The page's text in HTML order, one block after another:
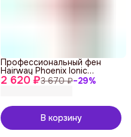
2 620 ₽3 670 ₽−29%
Профессиональный фен
Hairway Phoenix Ionic
Compact
В корзину